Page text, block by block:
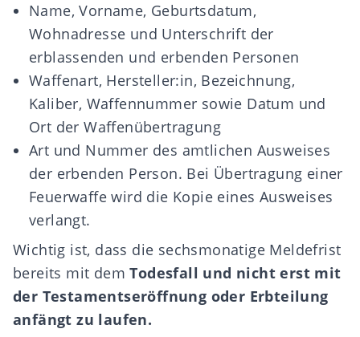
Name, Vorname, Geburtsdatum,
Wohnadresse und Unterschrift der
erblassenden und erbenden Personen
Waffenart, Hersteller:in, Bezeichnung,
Kaliber, Waffennummer sowie Datum und
Ort der Waffenübertragung
Art und Nummer des amtlichen Ausweises
der erbenden Person. Bei Übertragung einer
Feuerwaffe wird die Kopie eines Ausweises
verlangt.
Wichtig ist, dass die sechsmonatige Meldefrist
bereits mit demTodesfall und nicht erst mit
der Testamentseröffnung oder Erbteilung
anfängt zu laufen.